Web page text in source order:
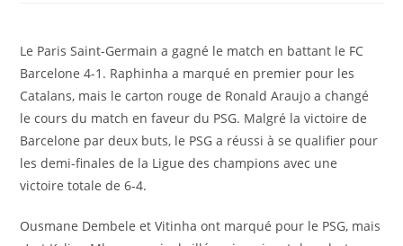
Le Paris Saint-Germain a gagné le match en battant le FC
Barcelone 4-1. Raphinha a marqué en premier pour les
Catalans, mais le carton rouge de Ronald Araujo a changé
le cours du match en faveur du PSG. Malgré la victoire de
Barcelone par deux buts, le PSG a réussi à se qualifier pour
les demi-finales de la Ligue des champions avec une
victoire totale de 6-4.
Ousmane Dembele et Vitinha ont marqué pour le PSG, mais